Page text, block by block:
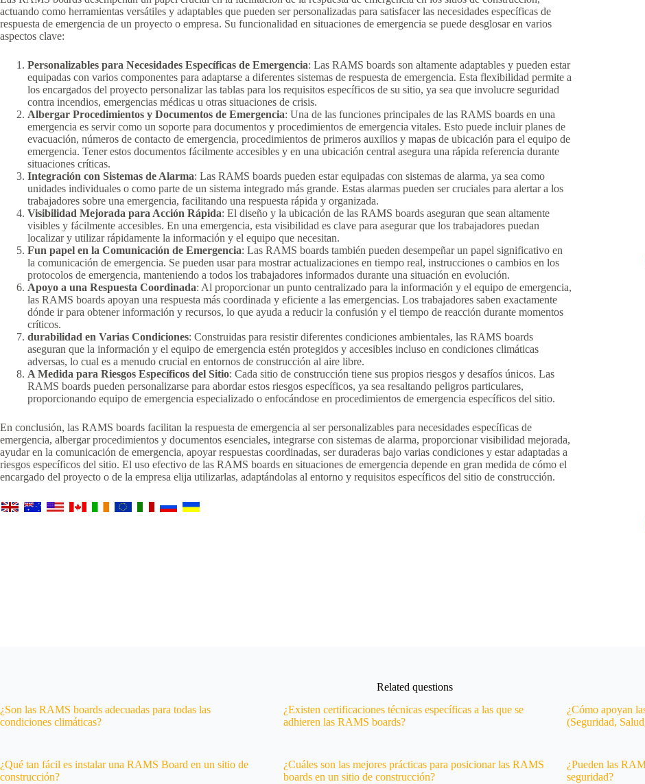
actuando como herramientas versátiles y adaptables que pueden ser personalizadas para satisfacer las necesidades específicas de
respuesta de emergencia de un proyecto o empresa. Su funcionalidad en situaciones de emergencia se puede desglosar en varios
aspectos clave:
Personalizables para Necesidades Específicas de Emergencia: Las RAMS boards son altamente adaptables y pueden estar
equipadas con varios componentes para adaptarse a diferentes sistemas de respuesta de emergencia. Esta flexibilidad permite a
los encargados del proyecto personalizar las tablas para los requisitos específicos de su sitio, ya sea que involucre seguridad
contra incendios, emergencias médicas u otras situaciones de crisis.
Albergar Procedimientos y Documentos de Emergencia: Una de las funciones principales de las RAMS boards en una
emergencia es servir como un soporte para documentos y procedimientos de emergencia vitales. Esto puede incluir planes de
evacuación, números de contacto de emergencia, procedimientos de primeros auxilios y mapas de ubicación para el equipo de
emergencia. Tener estos documentos fácilmente accesibles y en una ubicación central asegura una rápida referencia durante
situaciones críticas.
Integración con Sistemas de Alarma: Las RAMS boards pueden estar equipadas con sistemas de alarma, ya sea como
unidades individuales o como parte de un sistema integrado más grande. Estas alarmas pueden ser cruciales para alertar a los
trabajadores sobre una emergencia, facilitando una respuesta rápida y organizada.
Visibilidad Mejorada para Acción Rápida: El diseño y la ubicación de las RAMS boards aseguran que sean altamente
visibles y fácilmente accesibles. En una emergencia, esta visibilidad es clave para asegurar que los trabajadores puedan
localizar y utilizar rápidamente la información y el equipo que necesitan.
Fun papel en la Comunicación de Emergencia: Las RAMS boards también pueden desempeñar un papel significativo en
la comunicación de emergencia. Se pueden usar para mostrar actualizaciones en tiempo real, instrucciones o cambios en los
protocolos de emergencia, manteniendo a todos los trabajadores informados durante una situación en evolución.
Apoyo a una Respuesta Coordinada: Al proporcionar un punto centralizado para la información y el equipo de emergencia,
las RAMS boards apoyan una respuesta más coordinada y eficiente a las emergencias. Los trabajadores saben exactamente
dónde ir para obtener información y recursos, lo que ayuda a reducir la confusión y el tiempo de reacción durante momentos
críticos.
durabilidad en Varias Condiciones: Construidas para resistir diferentes condiciones ambientales, las RAMS boards
aseguran que la información y el equipo de emergencia estén protegidos y accesibles incluso en condiciones climáticas
adversas, lo cual es a menudo crucial en entornos de construcción al aire libre.
A Medida para Riesgos Específicos del Sitio: Cada sitio de construcción tiene sus propios riesgos y desafíos únicos. Las
RAMS boards pueden personalizarse para abordar estos riesgos específicos, ya sea resaltando peligros particulares,
proporcionando equipo de emergencia especializado o enfocándose en procedimientos de emergencia específicos del sitio.
En conclusión, las RAMS boards facilitan la respuesta de emergencia al ser personalizables para necesidades específicas de
emergencia, albergar procedimientos y documentos esenciales, integrarse con sistemas de alarma, proporcionar visibilidad mejorada,
ayudar en la comunicación de emergencia, apoyar respuestas coordinadas, ser duraderas bajo varias condiciones y estar adaptadas a
riesgos específicos del sitio. El uso efectivo de las RAMS boards en situaciones de emergencia depende en gran medida de cómo el
encargado del proyecto o de la empresa elija utilizarlas, adaptándolas al entorno y requisitos específicos del sitio de construcción.
Related questions
¿Son las RAMS boards adecuadas para todas las
condiciones climáticas?
¿Existen certificaciones técnicas específicas a las que se
adhieren las RAMS boards?
¿Cómo apoyan
(Seguridad,
¿Qué tan fácil es instalar una RAMS Board en un sitio de
construcción?
¿Cuáles son las mejores prácticas para posicionar las RAMS
boards en un sitio de construcción?
¿Pueden las
seguridad?